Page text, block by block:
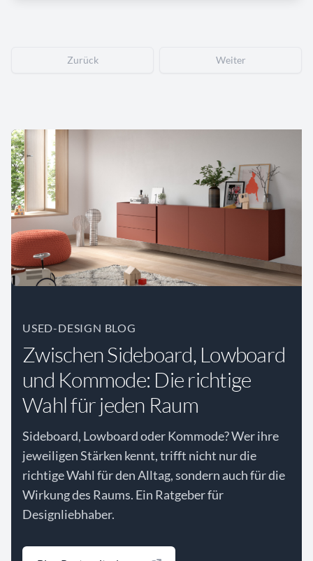
Zurück Weiter
USED-DESIGN BLOG
Zwischen Sideboard, Lowboard
und Kommode: Die richtige
Wahl für jeden Raum
Sideboard, Lowboard oder Kommode? Wer ihre
jeweiligen Stärken kennt, trifft nicht nur die
richtige Wahl für den Alltag, sondern auch für die
Wirkung des Raums. Ein Ratgeber für
Designliebhaber.